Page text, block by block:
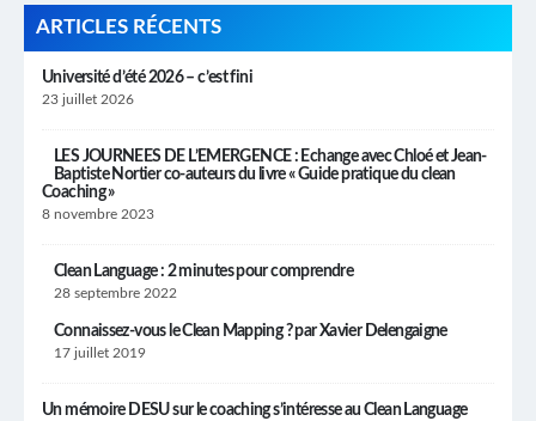
ARTICLES RÉCENTS
Université d’été 2026 – c’est fini
23 juillet 2026
LES JOURNEES DE L’EMERGENCE : Echange avec Chloé et Jean-
Baptiste Nortier co-auteurs du livre « Guide pratique du clean
Coaching »
8 novembre 2023
Clean Language : 2 minutes pour comprendre
28 septembre 2022
Connaissez-vous le Clean Mapping ? par Xavier Delengaigne
17 juillet 2019
Un mémoire DESU sur le coaching s’intéresse au Clean Language